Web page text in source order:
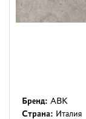
Бренд: ABK
Страна: Италия